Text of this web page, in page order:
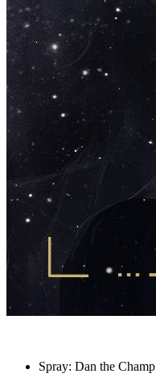
Spray: Dan the Champ